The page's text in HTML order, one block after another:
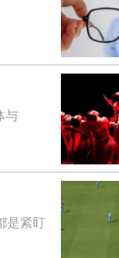
与
是紧盯